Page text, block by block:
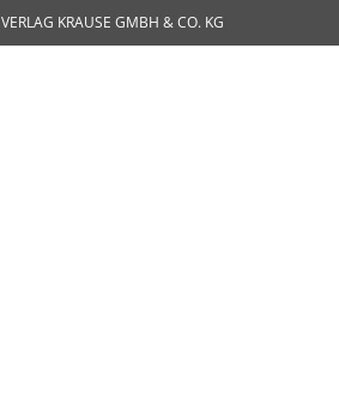
KRAUSE GMBH & CO. KG